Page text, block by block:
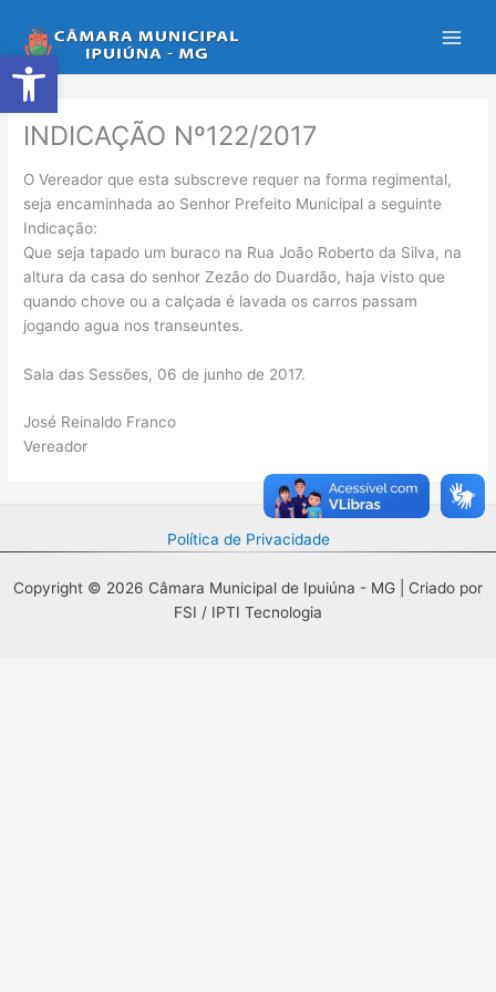
Abrir a barra de ferramentas
para
o
conteúdo
INDICAÇÃO Nº122/2017
O Vereador que esta subscreve requer na forma regimental,
seja encaminhada ao Senhor Prefeito Municipal a seguinte
Indicação:
Que seja tapado um buraco na Rua João Roberto da Silva, na
altura da casa do senhor Zezão do Duardão, haja visto que
quando chove ou a calçada é lavada os carros passam
jogando agua nos transeuntes.
Sala das Sessões, 06 de junho de 2017.
José Reinaldo Franco
Vereador
Política de Privacidade
Copyright © 2026 Câmara Municipal de Ipuiúna - MG | Criado por
FSI / IPTI Tecnologia